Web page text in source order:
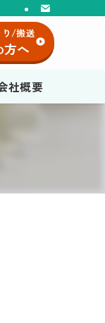
社概要
り/搬送
方へ